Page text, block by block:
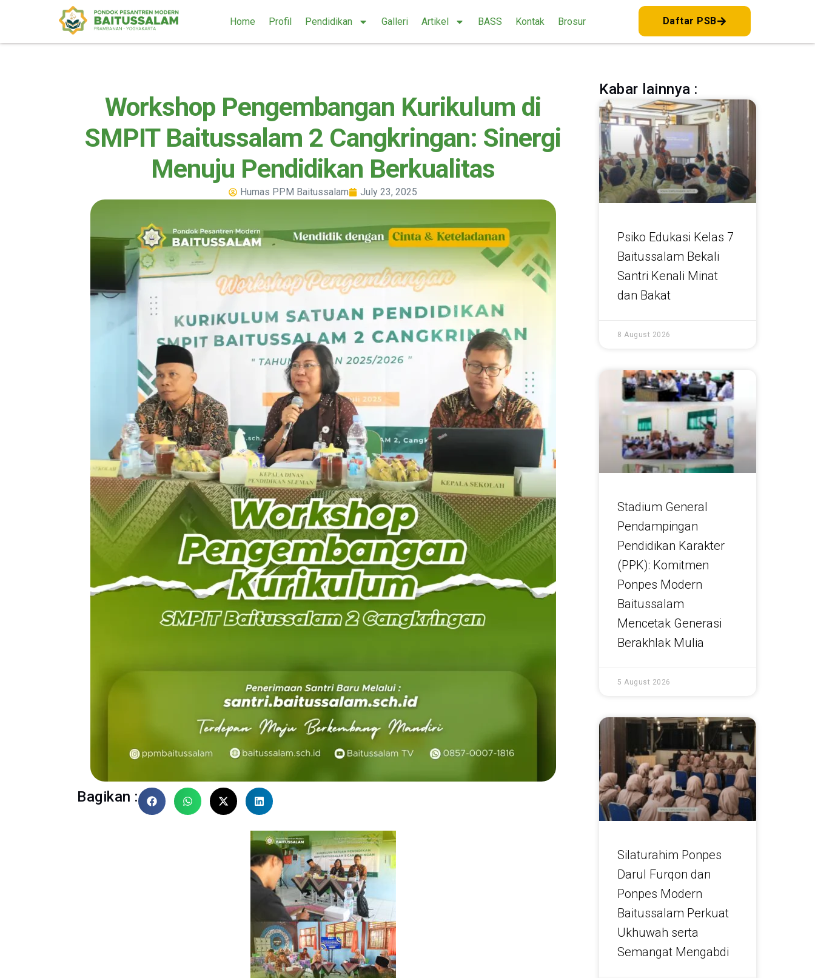
Home Profil Pendidikan Galleri Artikel BASS Kontak Brosur Daftar PSB
Workshop Pengembangan Kurikulum di
SMPIT Baitussalam 2 Cangkringan: Sinergi
Menuju Pendidikan Berkualitas
Humas PPM Baitussalam July 23, 2025
Bagikan :
Kabar lainnya :
Psiko Edukasi Kelas 7
Baitussalam Bekali
Santri Kenali Minat
dan Bakat
8 August 2026
Stadium General
Pendampingan
Pendidikan Karakter
(PPK): Komitmen
Ponpes Modern
Baitussalam
Mencetak Generasi
Berakhlak Mulia
5 August 2026
Silaturahim Ponpes
Darul Furqon dan
Ponpes Modern
Baitussalam Perkuat
Ukhuwah serta
Semangat Mengabdi